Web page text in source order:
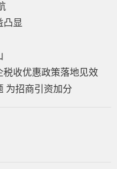
凸显
税收优惠政策落地见效
为招商引资加分